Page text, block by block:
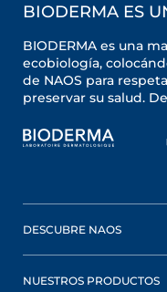
BIODERMA ES
BIODERMA es una
ecobiología,
de NAOS para
preservar su salud.
DESCUBRE NAOS
NUESTROS PRODUCTOS